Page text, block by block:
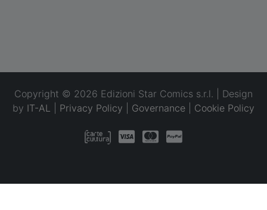
Copyright © 2026 Edizioni Star Comics s.r.l. | Design
by IT-AL Privacy Policy Governance Cookie Policy